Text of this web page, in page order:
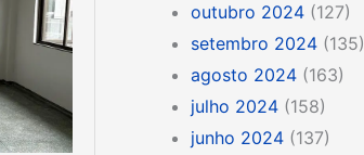
outubro 2024 (127)
setembro 2024 (135)
agosto 2024 (163)
julho 2024 (158)
junho 2024 (137)